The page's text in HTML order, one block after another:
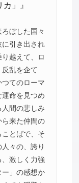
」』
ぼした国々
引き出され
越えて、ロ
乱を企て
てのローマ
命を見つめ
間の悲しみ
来た仲間の
とばで、そ
々の、誇り
激しく力強
ー」の感想か